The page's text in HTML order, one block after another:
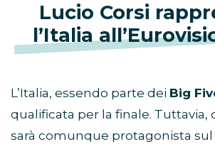
Lucio Corsi
l’Italia
L’Italia, essendo parte dei Big
qualificata per la finale. Tuttavia,
sarà comunque protagonista sul